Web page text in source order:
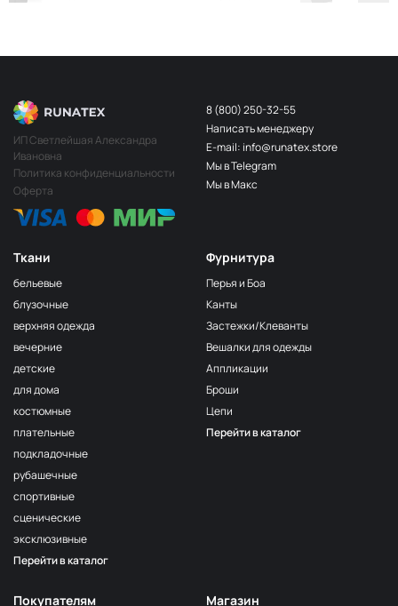
Ткани
бельевые
блузочные
верхняя одежда
вечерние
детские
для дома
костюмные
плательные
подкладочные
рубашечные
спортивные
сценические
эксклюзивные
Перейти в каталог
Фурнитура
Перья и Боа
Канты
Застежки/Клеванты
Вешалки для одежды
Аппликации
Броши
Цепи
Перейти в каталог
Покупателям Магазин
ИП Светлейшая Александра
Ивановна
Политика конфиденциальности
Оферта
8 (800) 250-32-55
Написать менеджеру
E-mail: info@runatex.store
Мы в Telegram
Мы в Макс